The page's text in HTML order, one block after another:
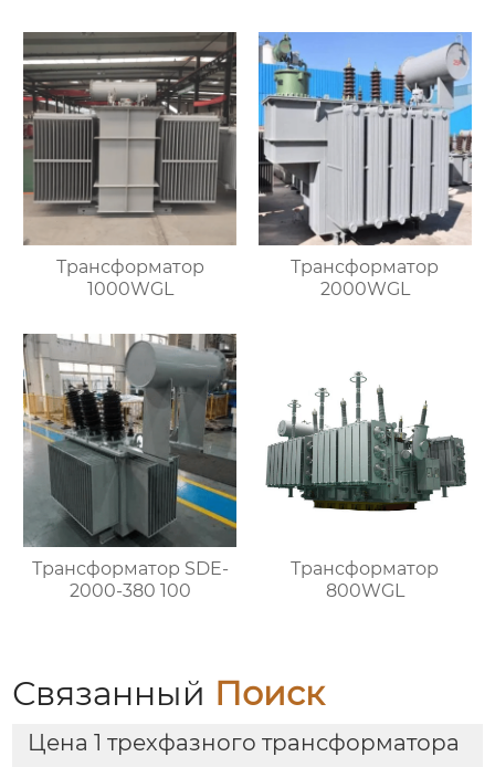
Трансформатор
1000WGL
Трансформатор
2000WGL
Трансформатор SDE-
2000-380 100
Трансформатор
800WGL
Связанный Поиск
Цена 1 трехфазного трансформатора